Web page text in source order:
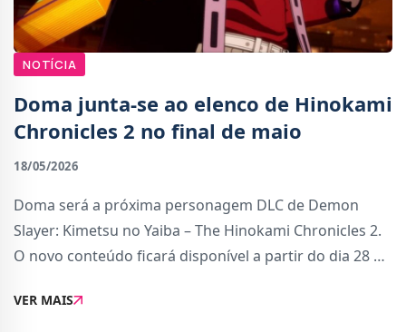
NOTÍCIA
Doma junta-se ao elenco de Hinokami
Chronicles 2 no final de maio
18/05/2026
Doma será a próxima personagem DLC de Demon
Slayer: Kimetsu no Yaiba – The Hinokami Chronicles 2.
O novo conteúdo ficará disponível a partir do dia 28 de
através do “Doma Character Pack” ou
VER MAIS